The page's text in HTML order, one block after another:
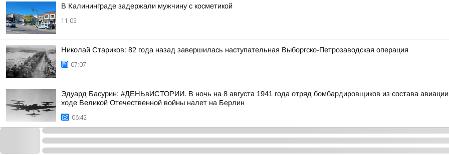
В Калининграде задержали мужчину с косметикой
11:05
Николай Стариков: 82 года назад завершилась наступательная Выборгско-Петрозаводская операция
07:07
Эдуард Басурин: #ДЕНЬвИСТОРИИ. В ночь на 8 августа 1941 года отряд бомбардировщиков из состава
ходе Великой Отечественной войны налет на Берлин
06:42